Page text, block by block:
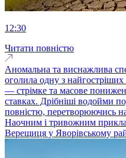
12:30
Читати повністю
Аномальна та виснажлива
оголила одну з найгостріших
— стрімке та масове
ставках. Дрібніші водойми
повністю, перетворюючись
Наочним і тривожним
Верещиця у Яворівському